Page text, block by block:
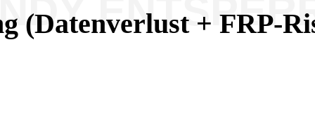
(Datenverlust + FRP-